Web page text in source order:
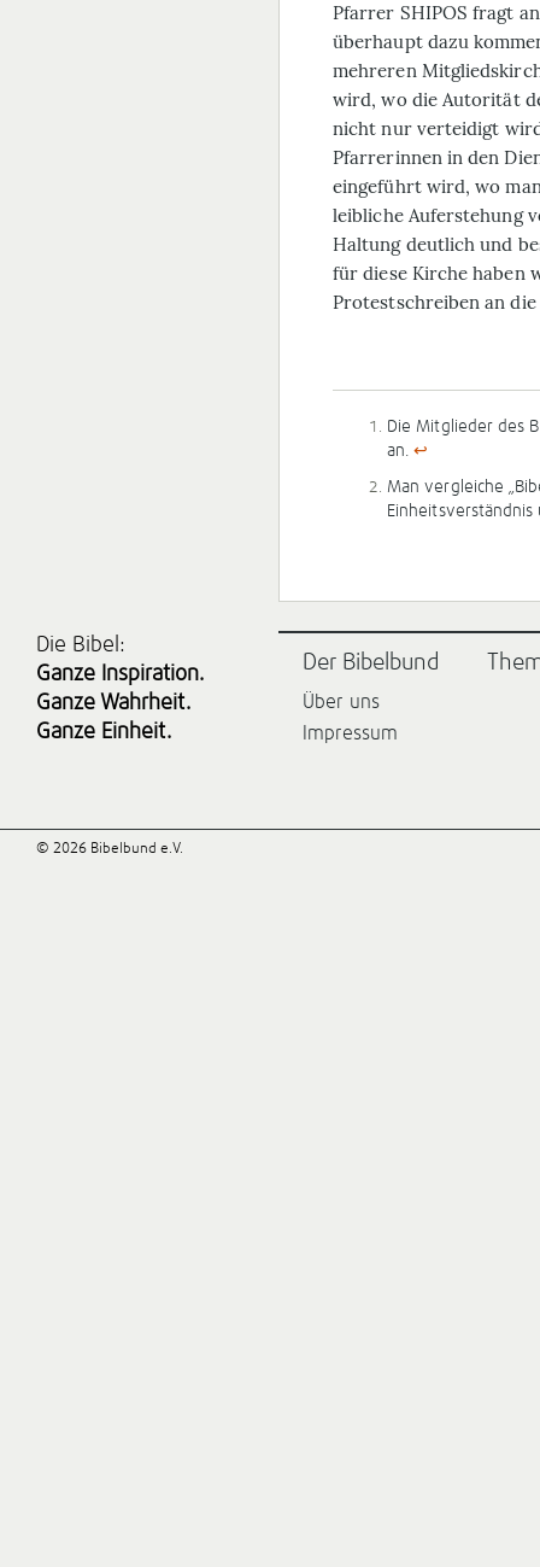
Pfarrer SHIPOS fragt
überhaupt dazu
mehreren
wird, wo die Autorität
nicht nur verteidigt
Pfarrerinnen in den
eingeführt wird, wo
leibliche Auferstehung
Haltung deutlich und
für diese Kirche haben
Protestschreiben an
Die Mitglieder des
an.↩
Man vergleiche
Die Bibel:
Ganze Inspiration.
Ganze Wahrheit.
Ganze Einheit.
Der Bibelbund
Über uns
Impressum
© 2026 Bibelbund e.V.